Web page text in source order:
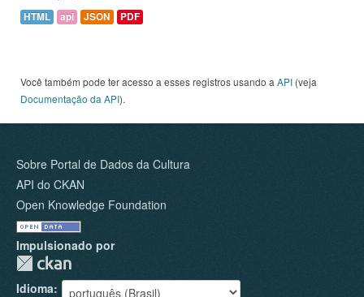
HTML api JSON PDF
Você também pode ter acesso a esses registros usando a API (veja
Documentação da API).
Sobre Portal de Dados da Cultura
API do CKAN
Open Knowledge Foundation
Impulsionado por
Idioma